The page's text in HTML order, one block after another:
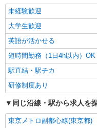
東京
キープ
アルバイト パート
ケンタッキーフライドチキ
KFC店
時給
［1
町1-4-1
未経験歓迎
大学生歓迎
英語が活かせる
短時間勤務（1日4h以内）OK
駅直結・駅チカ
研修制度あり
同じ沿線・駅から求人を
東京メトロ副都心線(東京都)